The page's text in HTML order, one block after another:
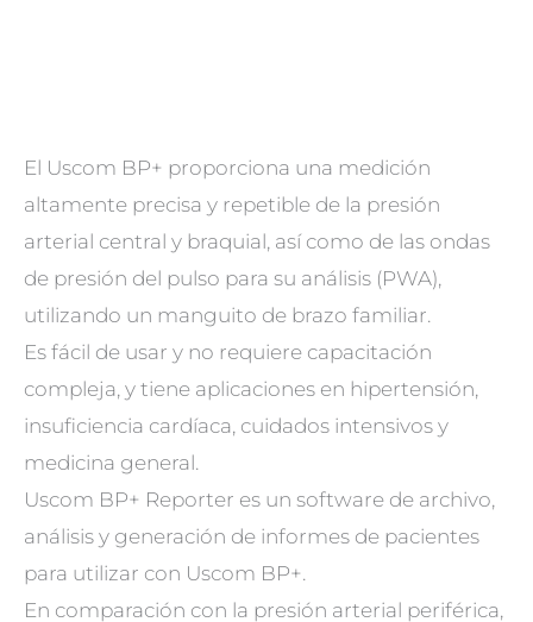
El Uscom BP+ proporciona una medición
altamente precisa y repetible de la presión
arterial central y braquial, así como de las ondas
de presión del pulso para su análisis (PWA),
utilizando un manguito de brazo familiar.
Es fácil de usar y no requiere capacitación
compleja, y tiene aplicaciones en hipertensión,
insuficiencia cardíaca, cuidados intensivos y
medicina general.
Uscom BP+ Reporter es un software de archivo,
análisis y generación de informes de pacientes
para utilizar con Uscom BP+.
En comparación con la presión arterial periférica,